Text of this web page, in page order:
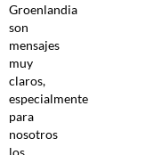
Groenlandia
son
mensajes
muy
claros,
especialmente
para
nosotros
los